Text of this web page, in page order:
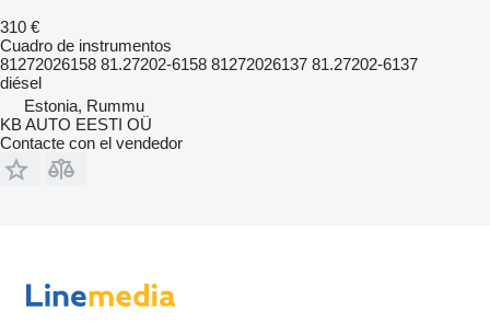
310 €
Cuadro de instrumentos
81272026158 81.27202-6158 81272026137 81.27202-6137
diésel
Estonia, Rummu
KB AUTO EESTI OÜ
Contacte con el vendedor